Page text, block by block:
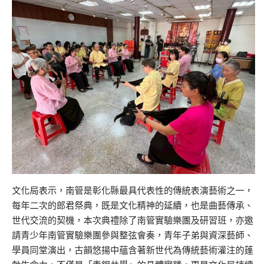
文化局表示，南管是彰化縣最具代表性的傳統表演藝術之一，
每年二次的郎君祭典，既是文化精神的延續，也是曲藝傳承、
世代交流的契機，本次典禮除了南管實驗樂團及研習班，亦邀
請青少年南管實驗樂團參與整弦會奏，青年子弟與資深藝師、
學員同堂演出，古韻悠揚中蘊含著新世代為傳統藝術灌注的蓬